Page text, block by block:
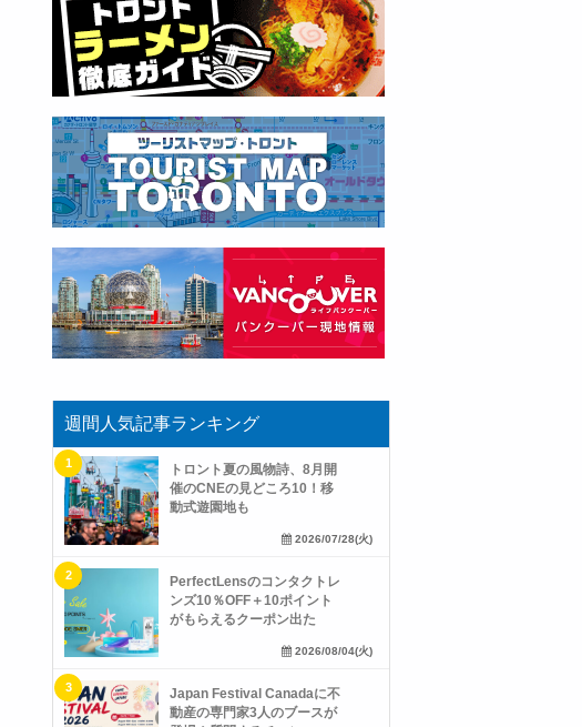
週間人気記事ランキング
トロント夏の風物詩、8月開
催のCNEの見どころ10！移
動式遊園地も
2026/07/28(火)
PerfectLensのコンタクトレ
ンズ10％OFF＋10ポイント
がもらえるクーポン出た
2026/08/04(火)
Japan Festival Canadaに不
動産の専門家3人のブースが